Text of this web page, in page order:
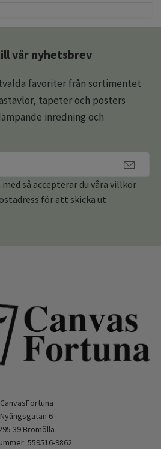
vår nyhetsbrev
favoriter från sortimentet
tapeter och posters
inredning och
så accepterar du våra villkor
för att skicka ut
CanvasFortuna
Nyängsgatan 6
39 Bromölla
559516-9862